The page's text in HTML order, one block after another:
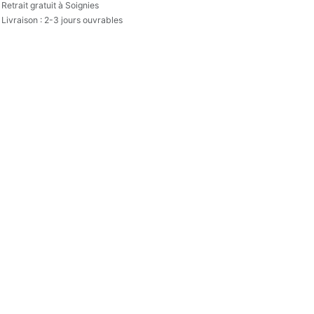
gratuit à Soignies
: 2-3 jours ouvrables